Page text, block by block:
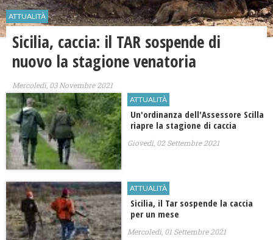
ATTUALITÀ
Sicilia, caccia: il TAR sospende di
nuovo la stagione venatoria
Mercoledì, 03 Novembre 2021
ATTUALITÀ
Un'ordinanza dell'Assessore Scilla
riapre la stagione di caccia
Giovedì, 02 Settembre 2021
ATTUALITÀ
Sicilia, il Tar sospende la caccia
per un mese
Mercoledì, 01 Settembre 2021